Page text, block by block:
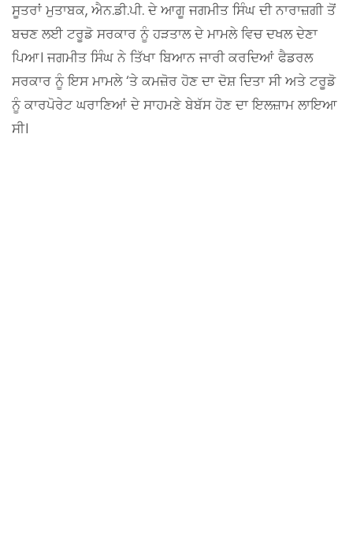
ਸੂਤਰਾਂ ਮੁਤਾਬਕ, ਐਨ.ਡੀ.ਪੀ. ਦੇ ਆਗੂ ਜਗਮੀਤ ਸਿੰਘ ਦੀ ਨਾਰਾਜ਼ਗੀ ਤੋਂ
ਬਚਣ ਲਈ ਟਰੂਡੋ ਸਰਕਾਰ ਨੂੰ ਹੜਤਾਲ ਦੇ ਮਾਮਲੇ ਵਿਚ ਦਖਲ ਦੇਣਾ
ਪਿਆ। ਜਗਮੀਤ ਸਿੰਘ ਨੇ ਤਿੱਖਾ ਬਿਆਨ ਜਾਰੀ ਕਰਦਿਆਂ ਫੈਡਰਲ
ਸਰਕਾਰ ਨੂੰ ਇਸ ਮਾਮਲੇ ‘ਤੇ ਕਮਜ਼ੋਰ ਹੋਣ ਦਾ ਦੋਸ਼ ਦਿਤਾ ਸੀ ਅਤੇ ਟਰੂਡੋ
ਨੂੰ ਕਾਰਪੋਰੇਟ ਘਰਾਣਿਆਂ ਦੇ ਸਾਹਮਣੇ ਬੇਬੱਸ ਹੋਣ ਦਾ ਇਲਜ਼ਾਮ ਲਾਇਆ
ਸੀ।